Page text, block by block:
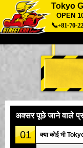
Tokyo
OPEN
📞+81-70-
हमारे बारे में
टोक्यो शिनागावा #1
अक्सर पूछे जाने वाले
01 क्या कोई भी